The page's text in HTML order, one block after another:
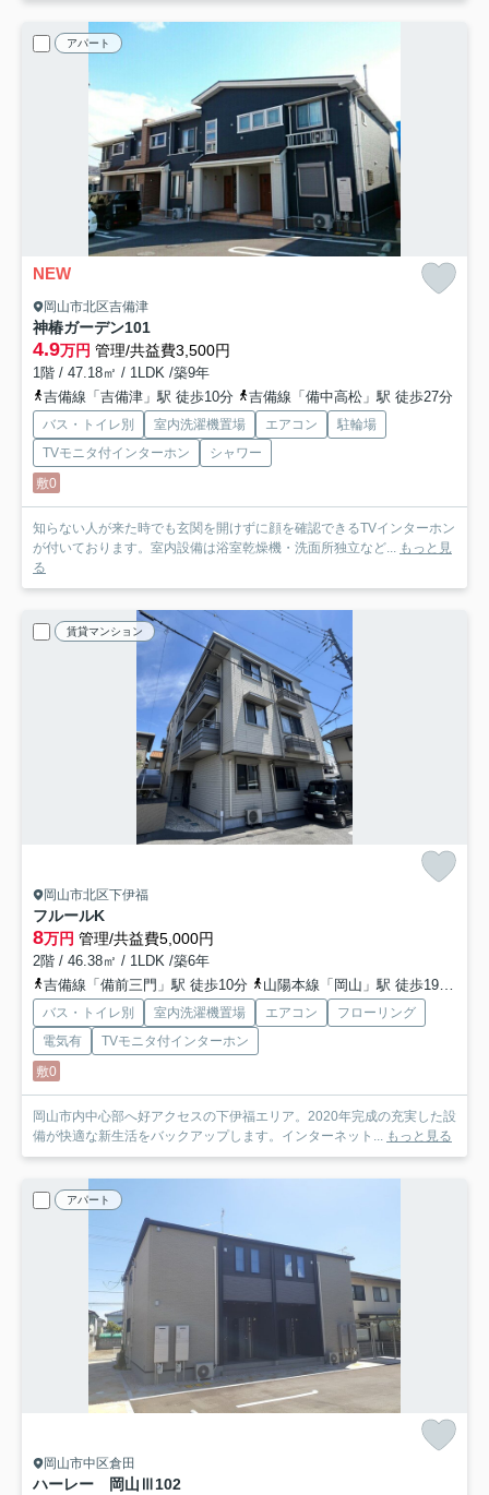
アパート
NEW
岡山市北区吉備津
神椿ガーデン101
4.9万円 管理/共益費3,500円
1階 / 47.18㎡ / 1LDK /築9年
吉備線「吉備津」駅 徒歩10分
吉備線「備中高松」駅 徒歩27分
バス・トイレ別 室内洗濯機置場 エアコン
駐輪場
TVモニタ付インターホン
シャワー
敷0
知らない人が来た時でも玄関を開けずに顔を確認できるTVインターホン
が付いております。室内設備は浴室乾燥機・洗面所独立など...
もっと見
る
賃貸マンション
岡山市北区下伊福
フルールK
8万円 管理/共益費5,000円
2階 / 46.38㎡ / 1LDK /築6年
吉備線「備前三門」駅 徒歩10分
山陽本線「岡山」駅 徒歩19分
バス・トイレ別 室内洗濯機置場 エアコン
フローリング
電気有
TVモニタ付インターホン
敷0
岡山市内中心部へ好アクセスの下伊福エリア。2020年完成の充実した設
備が快適な新生活をバックアップします。インターネット...
もっと見る
アパート
岡山市中区倉田
ハーレー 岡山Ⅲ102